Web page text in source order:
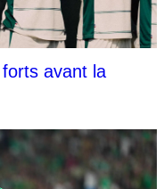
avant la